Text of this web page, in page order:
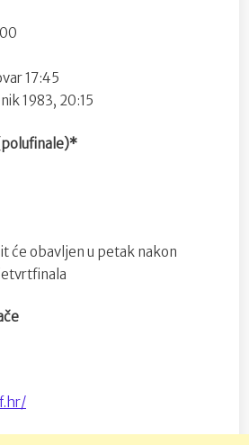
17:45
1983, 20:15
će obavljen u petak nakon